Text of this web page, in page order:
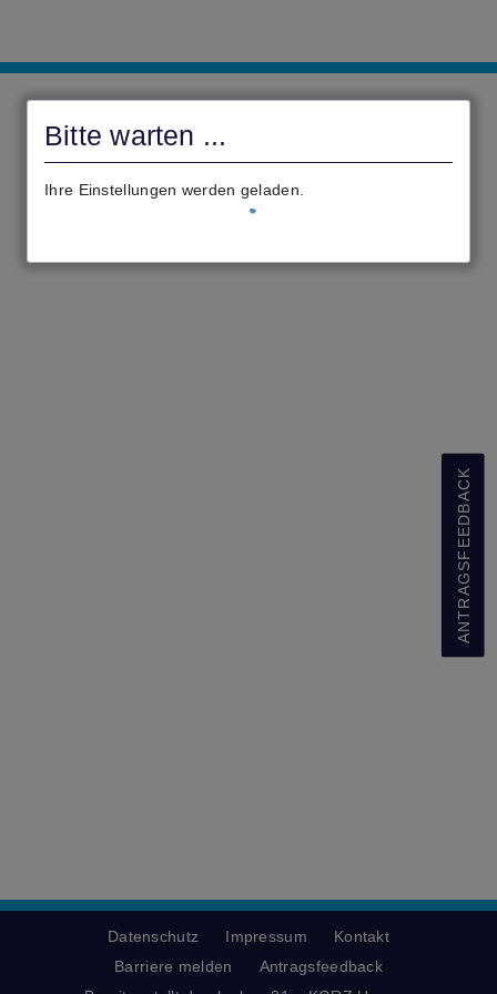
Bitte warten ...
Ihre Einstellungen werden geladen.
ANTRAGSFEEDBACK
Datenschutz Impressum
Kontakt
Barriere melden
Antragsfeedback